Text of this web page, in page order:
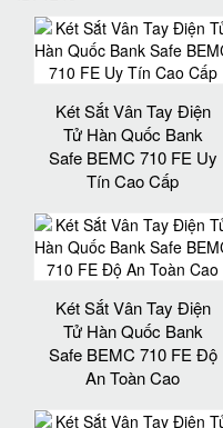
Két Sắt Vân Tay Điện
Tử Hàn Quốc Bank
Safe BEMC 710 FE Uy
Tín Cao Cấp
Két Sắt Vân Tay Điện
Tử Hàn Quốc Bank
Safe BEMC 710 FE Độ
An Toàn Cao